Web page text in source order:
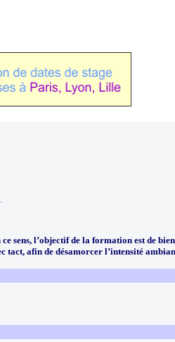
sens, l’objectif de la formation est de
afin de désamorcer l’intensité